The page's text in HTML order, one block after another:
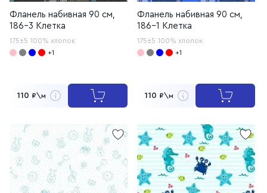
Фланель набивная 90 см,
186-3 Клетка
175±5 100% хлопок
+1
110 ₽\м
Фланель набивная 90 см,
186-1 Клетка
175±5 100% хлопок
+1
110 ₽\м